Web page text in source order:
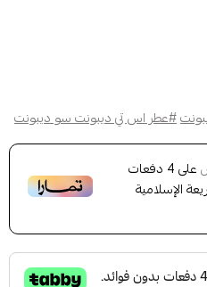
#عطر اس تي ديبونت سو ديبونت
على4 دفعات
الإسلامية